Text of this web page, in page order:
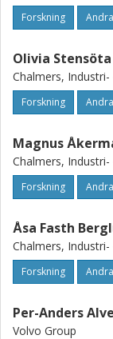
Forskning
Olivia Stensöta
Chalmers,
Forskning
Magnus
Chalmers,
Forskning
Åsa Fasth
Chalmers,
Forskning
Per-Anders
Volvo Group